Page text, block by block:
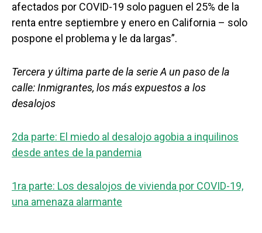
afectados por COVID-19 solo paguen el 25% de la
renta entre septiembre y enero en California – solo
pospone el problema y le da largas”.
Tercera y última parte de la serie A un paso de la
calle: Inmigrantes, los más expuestos a los
desalojos
2da parte: El miedo al desalojo agobia a inquilinos
desde antes de la pandemia
1ra parte: Los desalojos de vivienda por COVID-19,
una amenaza alarmante